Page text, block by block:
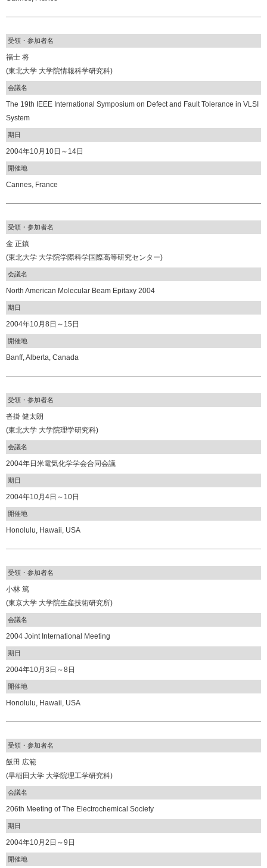
受領・参加者名
福士 将
(東北大学 大学院情報科学研究科)
会議名
The 19th IEEE International Symposium on Defect and Fault Tolerance in VLSI
System
期日
2004年10月10日～14日
開催地
Cannes, France
受領・参加者名
金 正鎮
(東北大学 大学院学際科学国際高等研究センター)
会議名
North American Molecular Beam Epitaxy 2004
期日
2004年10月8日～15日
開催地
Banff, Alberta, Canada
受領・参加者名
沓掛 健太朗
(東北大学 大学院理学研究科)
会議名
2004年日米電気化学学会合同会議
期日
2004年10月4日～10日
開催地
Honolulu, Hawaii, USA
受領・参加者名
小林 篤
(東京大学 大学院生産技術研究所)
会議名
2004 Joint International Meeting
期日
2004年10月3日～8日
開催地
Honolulu, Hawaii, USA
受領・参加者名
飯田 広範
(早稲田大学 大学院理工学研究科)
会議名
206th Meeting of The Electrochemical Society
期日
2004年10月2日～9日
開催地